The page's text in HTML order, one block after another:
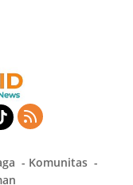
Komunitas